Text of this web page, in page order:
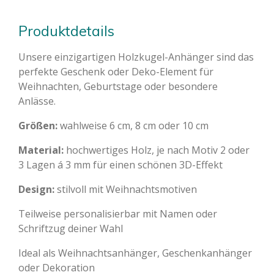
Produktdetails
Unsere einzigartigen Holzkugel-Anhänger sind das
perfekte Geschenk oder Deko-Element für
Weihnachten, Geburtstage oder besondere
Anlässe.
Größen:wahlweise 6 cm, 8 cm oder 10 cm
Material: hochwertiges Holz, je nach Motiv 2 oder
3 Lagen á 3 mm für einen schönen 3D-Effekt
Design:stilvoll mit Weihnachtsmotiven
Teilweise personalisierbar mit Namen oder
Schriftzug deiner Wahl
Ideal als Weihnachtsanhänger, Geschenkanhänger
oder Dekoration